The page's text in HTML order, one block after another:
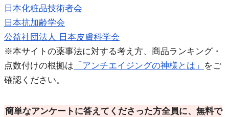
日本化粧品技術者会
日本抗加齢学会
公益社団法人 日本皮膚科学会
※本サイトの薬事法に対する考え方、商品ランキング・
点数付けの根拠は 「アンチエイジングの神様とは」
をご
確認ください。
簡単なアンケートに答えてくださった方全員に、無料で